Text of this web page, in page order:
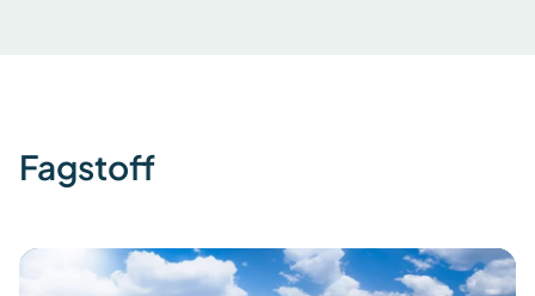
Fagstoff